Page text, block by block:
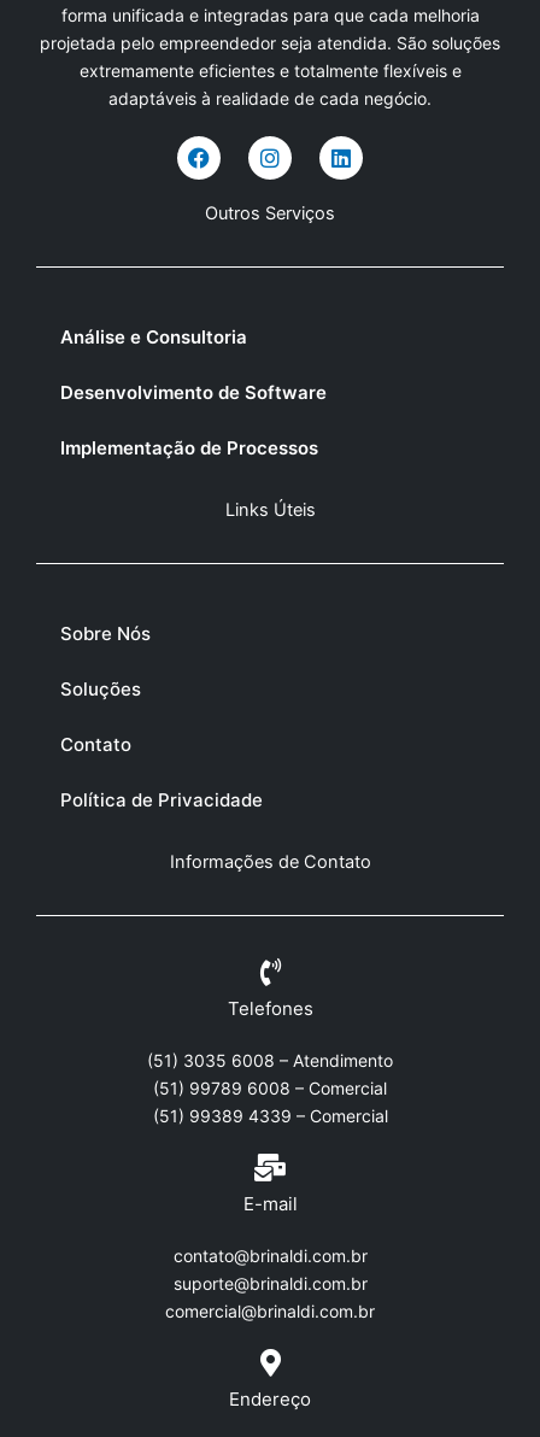
forma unificada e integradas para que cada melhoria
projetada pelo empreendedor seja atendida. São soluções
extremamente eficientes e totalmente flexíveis e
adaptáveis à realidade de cada negócio.
F
a
e
o
I
n
t
r
L
i
i
Outros Serviços
Análise e Consultoria
Desenvolvimento de Software
Implementação de Processos
Links Úteis
Sobre Nós
Soluções
Contato
Política de Privacidade
Informações de Contato
Telefones
(51) 3035 6008 – Atendimento
(51) 99789 6008 – Comercial
(51) 99389 4339 – Comercial
E-mail
contato@brinaldi.com.br
suporte@brinaldi.com.br
comercial@brinaldi.com.br
Endereço